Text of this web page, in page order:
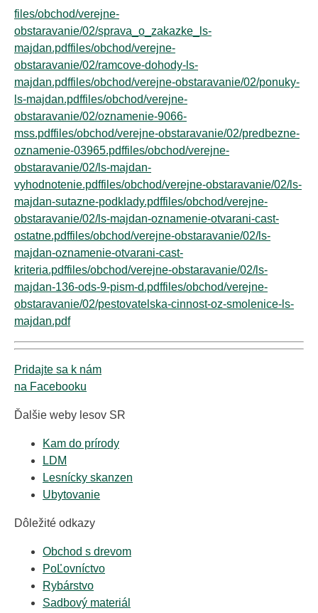
files/obchod/verejne-
obstaravanie/02/sprava_o_zakazke_ls-
majdan.pdffiles/obchod/verejne-
obstaravanie/02/ramcove-dohody-ls-
majdan.pdffiles/obchod/verejne-obstaravanie/02/ponuky-
ls-majdan.pdffiles/obchod/verejne-
obstaravanie/02/oznamenie-9066-
mss.pdffiles/obchod/verejne-obstaravanie/02/predbezne-
oznamenie-03965.pdffiles/obchod/verejne-
obstaravanie/02/ls-majdan-
vyhodnotenie.pdffiles/obchod/verejne-obstaravanie/02/ls-
majdan-sutazne-podklady.pdffiles/obchod/verejne-
obstaravanie/02/ls-majdan-oznamenie-otvarani-cast-
ostatne.pdffiles/obchod/verejne-obstaravanie/02/ls-
majdan-oznamenie-otvarani-cast-
kriteria.pdffiles/obchod/verejne-obstaravanie/02/ls-
majdan-136-ods-9-pism-d.pdffiles/obchod/verejne-
obstaravanie/02/pestovatelska-cinnost-oz-smolenice-ls-
majdan.pdf
Pridajte sa k nám
na Facebooku
Ďalšie weby lesov SR
Kam do prírody
LDM
Lesnícky skanzen
Ubytovanie
Dôležité odkazy
Obchod s drevom
PoĽovníctvo
Rybárstvo
Sadbový materiál